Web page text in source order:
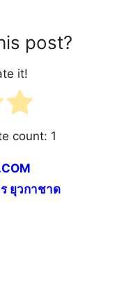
post?
it!
count: 1
ร ยุวกาชาด